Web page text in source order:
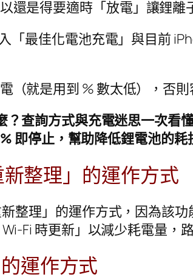
還是得要適時「放電」讓鋰離
「最佳化電池充電」與目前
（就是用到 % 數太低），否
查詢方式與充電迷思一次看懂
即停止，幫助降低鋰電池的耗
整理」的運作方式
整理」的運作方式，因為該
Fi 時更新」以減少耗電量，
運作方式